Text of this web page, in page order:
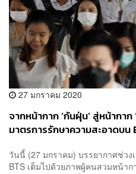
27 มกราคม 2020
จากหน้ากาก ‘กันฝุ่น’ สู่หน้ากาก
มาตรการรักษาความสะอาดบน
วันนี้ (27 มกราคม) บรรยากาศช่ว
BTS เต็มไปด้วยภาพผู้คนสวมหน้าก